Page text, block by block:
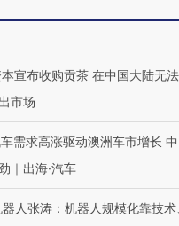
视
本宣布收购贡茶 在中国大陆无法
市场
需求高涨驱动澳洲车市增长 中
｜出海·汽车
人张涛：机器人规模化靠技术